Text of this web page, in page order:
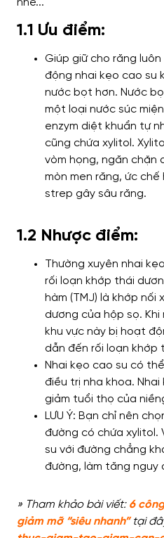
1.1 Ưu điểm:
Giúp giữ cho răng
động nhai kẹo cao su
nước bọt hơn. Nước
một loại nước súc
enzym diệt khuẩn tự
cũng chứa xylitol.
vòm họng, ngăn chặn
mòn men răng, ức
strep gây sâu răng.
1.2 Nhược điểm:
Thường xuyên nhai
rối loạn khớp thái
hàm (TMJ) là khớp nối
dương của hộp sọ.
khu vực này bị hoạt
dẫn đến rối loạn khớp
Nhai kẹo cao su có
điều trị nha khoa.
giảm tuổi thọ của
LƯU Ý: Bạn chỉ nên
đường có chứa xylitol.
su với đường chẳng
đường, làm tăng nguy
» Tham khảo bài viết: 6
giảm mỡ “siêu nhanh”tại